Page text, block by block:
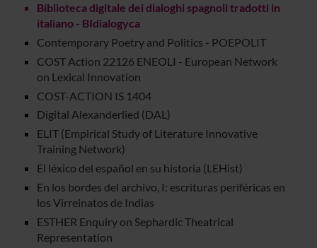
Biblioteca digitale dei dialoghi spagnoli tradotti in
italiano - BIdialogyca
Contemporary Poetry and Politics - POEPOLIT
COST Action 22126 ENEOLI - European Network
on Lexical Innovation
COST-ACTION IS 1404
Digital Alexanderlied (DAL)
ELIT (Empirical Study of Literature Innovative
Training Network)
El léxico del español en su historia (LEHist)
En los bordes del archivo, I: escrituras periféricas en
los Virreinatos de Indias
ESTHER Enquiry on Sephardic Theatrical
Representation